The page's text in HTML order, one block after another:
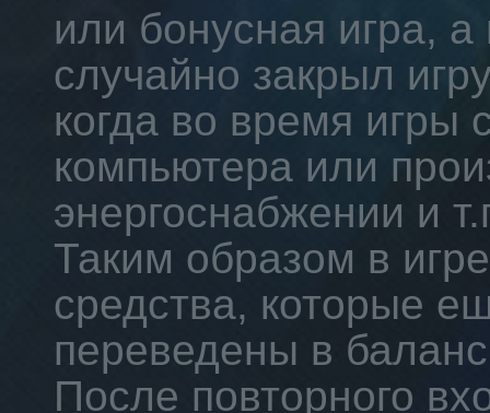
или бонусная игра,
случайно закрыл
когда во время игры
компьютера или
энергоснабжении и
Таким образом в
средства, которые
переведены в
После повторного